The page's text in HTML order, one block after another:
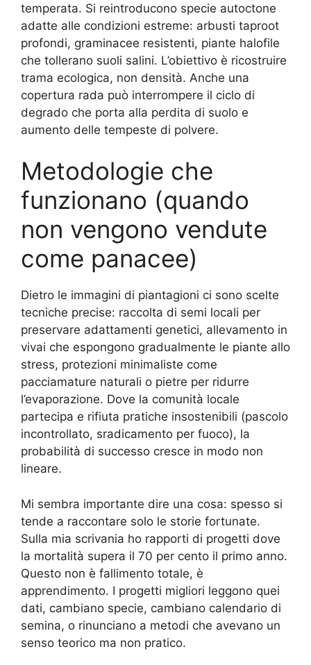
temperata. Si reintroducono specie autoctone
adatte alle condizioni estreme: arbusti taproot
profondi, graminacee resistenti, piante halofile
che tollerano suoli salini. L’obiettivo è ricostruire
trama ecologica, non densità. Anche una
copertura rada può interrompere il ciclo di
degrado che porta alla perdita di suolo e
aumento delle tempeste di polvere.
Metodologie che
funzionano (quando
non vengono vendute
come panacee)
Dietro le immagini di piantagioni ci sono scelte
tecniche precise: raccolta di semi locali per
preservare adattamenti genetici, allevamento in
vivai che espongono gradualmente le piante allo
stress, protezioni minimaliste come
pacciamature naturali o pietre per ridurre
l’evaporazione. Dove la comunità locale
partecipa e rifiuta pratiche insostenibili (pascolo
incontrollato, sradicamento per fuoco), la
probabilità di successo cresce in modo non
lineare.
Mi sembra importante dire una cosa: spesso si
tende a raccontare solo le storie fortunate.
Sulla mia scrivania ho rapporti di progetti dove
la mortalità supera il 70 per cento il primo anno.
Questo non è fallimento totale, è
apprendimento. I progetti migliori leggono quei
dati, cambiano specie, cambiano calendario di
semina, o rinunciano a metodi che avevano un
senso teorico ma non pratico.